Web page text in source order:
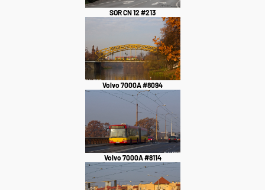
SOR CN 12 #213
Volvo 7000A #8094
Volvo 7000A #8114